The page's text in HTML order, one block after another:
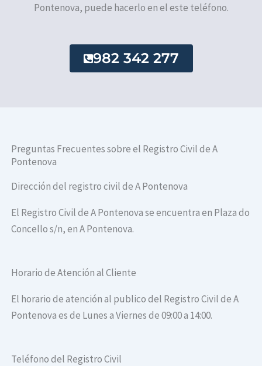
Pontenova, puede hacerlo en el este teléfono.
982 342 277
Preguntas Frecuentes sobre el Registro Civil de A
Pontenova
Dirección del registro civil de A Pontenova
El Registro Civil de A Pontenova se encuentra en Plaza do
Concello s/n, en A Pontenova.
Horario de Atención al Cliente
El horario de atención al publico del Registro Civil de A
Pontenova es de Lunes a Viernes de 09:00 a 14:00.
Teléfono del Registro Civil